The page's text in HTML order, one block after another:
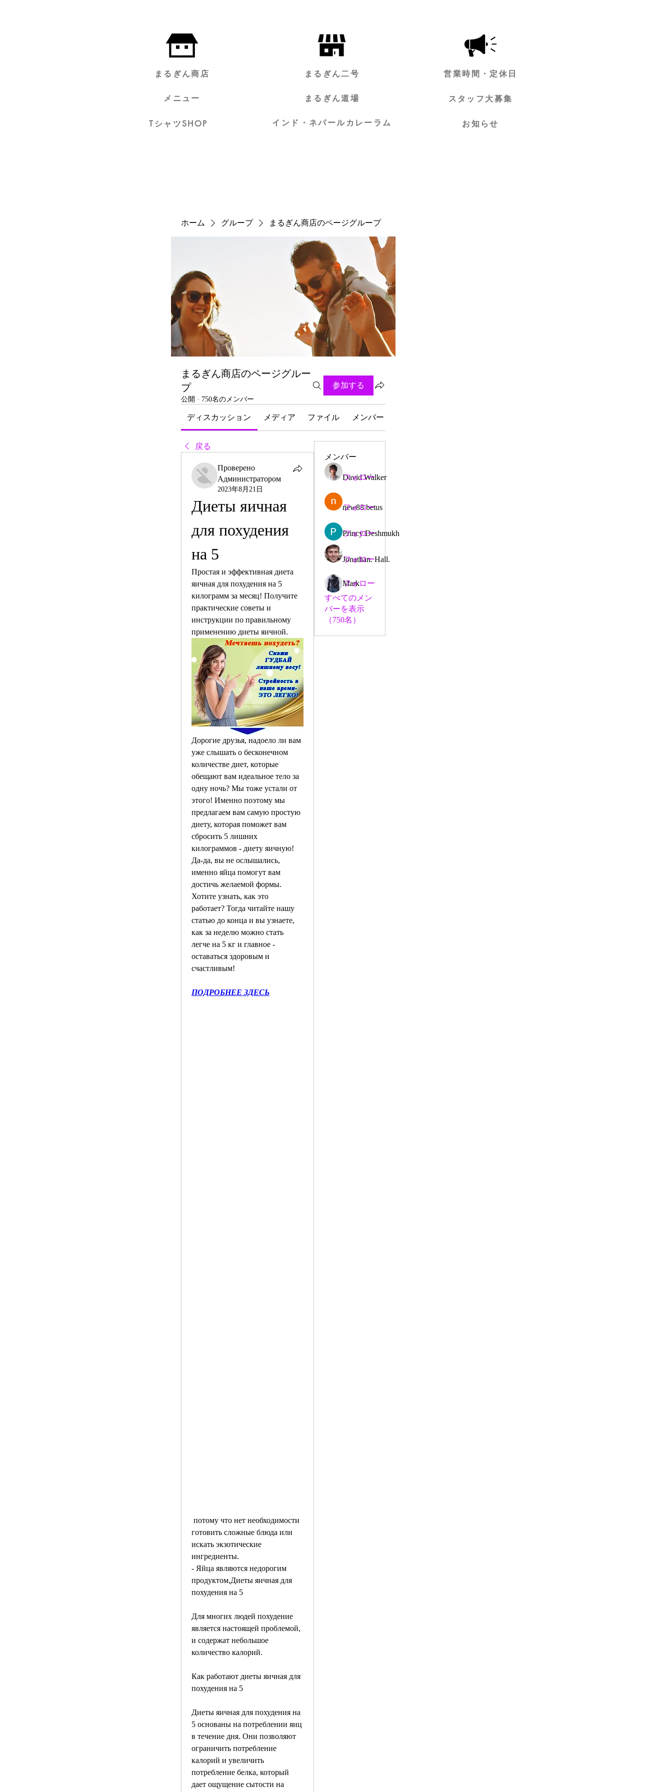
まるぎん商店
メニュー
TシャツSHOP
まるぎん二号
インド・ネパールカレーラム
まるぎん道場
営業時間・定休日
スタッフ大募集
お知らせ
ホーム グループ まるぎん商店のページグループ
まるぎん商店のページグルー
プ
公開 · 750名のメンバー
参加する
ディスカッション メディア ファイル メンバー
戻る
Проверено
Администратором
2023年8月21日
Диеты яичная
для похудения
на 5
Простая и эффективная диета
яичная для похудения на 5
килограмм за месяц! Получите
практические советы и
инструкции по правильному
применению диеты яичной.
Дорогие друзья, надоело ли вам
уже слышать о бесконечном
количестве диет, которые
обещают вам идеальное тело за
одну ночь? Мы тоже устали от
этого! Именно поэтому мы
предлагаем вам самую простую
диету, которая поможет вам
сбросить 5 лишних
килограммов - диету яичную!
Да-да, вы не ослышались,
именно яйца помогут вам
достичь желаемой формы.
Хотите узнать, как это
работает? Тогда читайте нашу
статью до конца и вы узнаете,
как за неделю можно стать
легче на 5 кг и главное -
оставаться здоровым и
счастливым!
ПОДРОБНЕЕ ЗДЕСЬ
готовить сложные блюда или
искать экзотические
ингредиенты.
- Яйца являются недорогим
продуктом,Диеты яичная для
похудения на 5
Для многих людей похудение
является настоящей проблемой,
и содержат небольшое
количество калорий.
Как работают диеты яичная для
похудения на 5
Диеты яичная для похудения на
5 основаны на потреблении яиц
в течение дня. Они позволяют
ограничить потребление
калорий и увеличить
потребление белка, который
дает ощущение сытости на
メンバー
David Walker
フォロー
new88 betus
フォロー
Princy Deshmukh
フォロー
Jonathan. Hall.
フォロー
Mark
フォロー
すべてのメン
バーを表示
（750名）